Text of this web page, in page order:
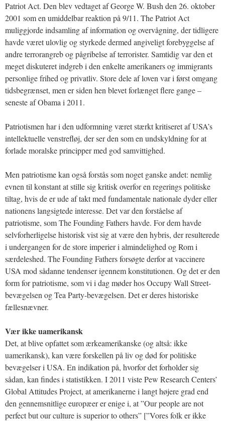
Patriot Act. Den blev vedtaget af George W. Bush den 26. oktober
2001 som en umiddelbar reaktion på 9/11. The Patriot Act
muliggjorde indsamling af information og overvågning, der tidligere
havde været ulovlig og styrkede dermed angiveligt forebyggelse af
andre terrorangreb og pågribelse af terrorister. Samtidig var den et
meget diskuteret indgreb i den enkelte amerikaners og immigrants
personlige frihed og privatliv. Store dele af loven var i først omgang
tidsbegrænset, men er siden hen blevet forlænget flere gange –
seneste af Obama i 2011.
Patriotismen har i den udformning været stærkt kritiseret af USA’s
intellektuelle venstrefløj, der ser den som en undskyldning for at
forlade moralske principper med god samvittighed.
Men patriotisme kan også forstås som noget ganske andet: nemlig
evnen til konstant at stille sig kritisk overfor en regerings politiske
tiltag, hvis de er ude af takt med fundamentale nationale dyder eller
nationens langsigtede interesse. Det var den forståelse af
patriotisme, som The Founding Fathers havde. For dem havde
selvforherligelse historisk vist sig at være den hybris, der resulterede
i undergangen for de store imperier i almindelighed og Rom i
særdeleshed. The Founding Fathers forsøgte derfor at vaccinere
USA mod sådanne tendenser igennem konstitutionen. Og det er den
form for patriotisme, som vi i dag møder hos Occupy Wall Street-
bevægelsen og Tea Party-bevægelsen. Det er deres historiske
fællesnævner.
Vær ikke uamerikansk
Det, at blive opfattet som ærkeamerikanske (og altså: ikke
uamerikansk), kan være forskellen på liv og død for politiske
bevægelser i USA. En indikation på, hvorfor det forholder sig
sådan, kan findes i statistikken. I 2011 viste Pew Research Centers’
Global Attitudes Project, at amerikanerne i langt højere grad end
den gennemsnitlige europæer er enige i, at ”Our people are not
perfect but our culture is superior to others” [”Vores folk er ikke